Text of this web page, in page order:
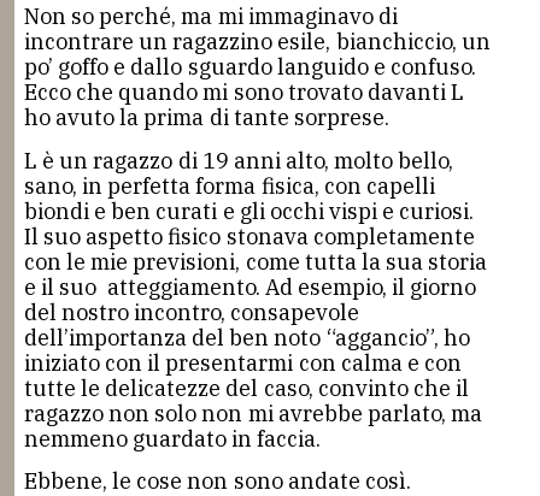
Non so perché, ma mi immaginavo di
incontrare un ragazzino esile, bianchiccio, un
po’ goffo e dallo sguardo languido e confuso.
Ecco che quando mi sono trovato davanti L
ho avuto la prima di tante sorprese.
L è un ragazzo di 19 anni alto, molto bello,
sano, in perfetta forma fisica, con capelli
biondi e ben curati e gli occhi vispi e curiosi.
Il suo aspetto fisico stonava completamente
con le mie previsioni, come tutta la sua storia
e il suo atteggiamento. Ad esempio, il giorno
del nostro incontro, consapevole
dell’importanza del ben noto “aggancio”, ho
iniziato con il presentarmi con calma e con
tutte le delicatezze del caso, convinto che il
ragazzo non solo non mi avrebbe parlato, ma
nemmeno guardato in faccia.
Ebbene, le cose non sono andate così.